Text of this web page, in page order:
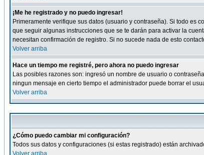
¡Me he registrado y no puedo ingresar!
Primeramente verifique sus datos (usuario y contraseña). Si todo es
que seguir algunas instrucciones que se te darán para activar la
necesitan confirmación de registro. Si no sucede nada de esto
Volver arriba
Hace un tiempo me registré, pero ahora no puedo ingresar
Las posibles razones son: ingresó un nombre de usuario o
ningun mensaje en cierto tiempo el administrador puede borrar el
Volver arriba
¿Cómo puedo cambiar mi configuración?
Todos sus datos y configuraciones (si estas registrado) están
Volver arriba